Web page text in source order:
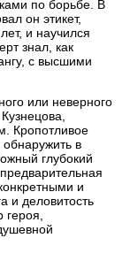
по борьбе. В
он этикет,
и научился
знал, как
с высшими
или неверного
Кропотливое
в
глубокий
и
и деловитость